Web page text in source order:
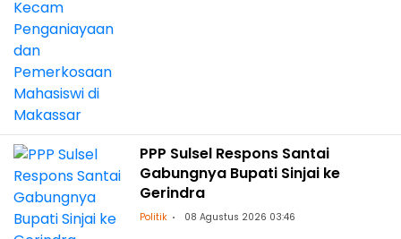
PPP Sulsel Respons Santai
Gabungnya Bupati Sinjai ke
Gerindra
Politik 08 Agustus 2026 03:46